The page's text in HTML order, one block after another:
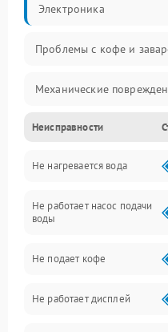
Электроника
Проблемы с кофе и
Механические
Прочие неисправности
Включение и работа
Проблемы с водой
Проблемы с
Управление и
Неисправности
Не нагревается вода
Не работает насос подачи
воды
Не подает кофе
Не работает дисплей